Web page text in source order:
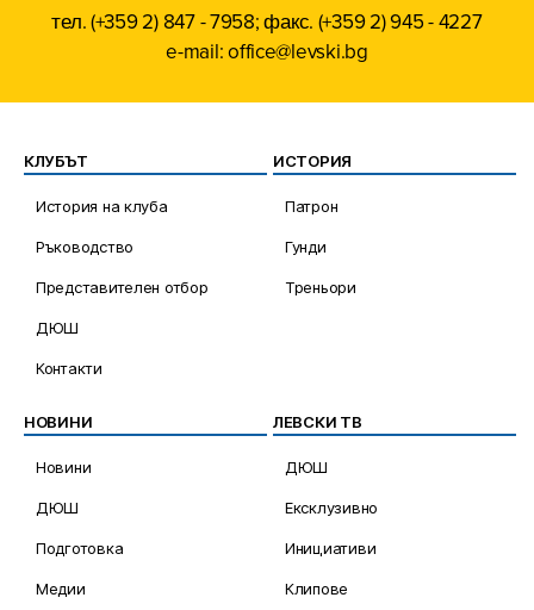
тел. (+359 2) 847 - 7958; факс. (+359 2) 945 - 4227
e-mail: office@levski.bg
КЛУБЪТ
История на клуба
Ръководство
Представителен отбор
ДЮШ
Контакти
ИСТОРИЯ
Патрон
Гунди
Треньори
НОВИНИ
Новини
ДЮШ
Подготовка
Медии
ЛЕВСКИ ТВ
ДЮШ
Ексклузивно
Инициативи
Клипове